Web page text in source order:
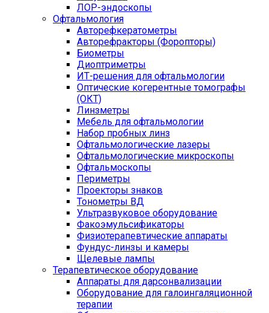
ЛОР-эндоскопы
Офтальмология
Авторефкератометры
Авторефракторы (Форопторы)
Биометры
Диоптриметры
ИТ-решения для офтальмологии
Оптические когерентные томографы
(ОКТ)
Линзметры
Мебель для офтальмологии
Набор пробных линз
Офтальмологические лазеры
Офтальмологические микроскопы
Офтальмоскопы
Периметры
Проекторы знаков
Тонометры ВД
Ультразвуковое оборудование
Факоэмульсификаторы
Физиотерапевтические аппараты
Фундус-линзы и камеры
Щелевые лампы
Терапевтическое оборудование
Аппараты для дарсонвализации
Оборудование для галоингаляционной
терапии